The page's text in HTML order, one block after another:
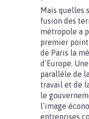
Mais quelles
fusion des
métropole a
premier
de Paris la
d’Europe.
parallèle de
travail et de
le
l’image
entreprises